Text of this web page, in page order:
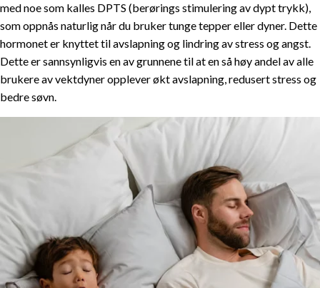
med noe som kalles DPTS (berørings stimulering av dypt trykk),
som oppnås naturlig når du bruker tunge tepper eller dyner. Dette
hormonet er knyttet til avslapning og lindring av stress og angst.
Dette er sannsynligvis en av grunnene til at en så høy andel av alle
brukere av vektdyner opplever økt avslapning, redusert stress og
bedre søvn.